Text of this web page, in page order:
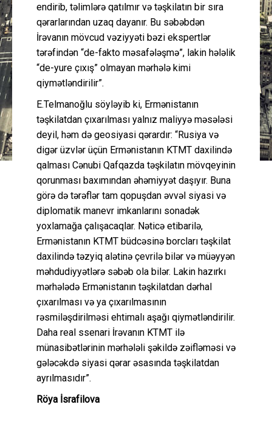
endirib, təlimlərə qatılmır və təşkilatın bir sıra
qərarlarından uzaq dayanır. Bu səbəbdən
İrəvanın mövcud vəziyyəti bəzi ekspertlər
tərəfindən “de-fakto məsafələşmə”, lakin hələlik
“de-yure çıxış” olmayan mərhələ kimi
qiymətləndirilir”.
E.Telmanoğlu söyləyib ki, Ermənistanın
təşkilatdan çıxarılması yalnız maliyyə məsələsi
deyil, həm də geosiyasi qərardır: “Rusiya və
digər üzvlər üçün Ermənistanın KTMT daxilində
qalması Cənubi Qafqazda təşkilatın mövqeyinin
qorunması baxımından əhəmiyyət daşıyır. Buna
görə də tərəflər tam qopuşdan əvvəl siyasi və
diplomatik manevr imkanlarını sonadək
yoxlamağa çalışacaqlar. Nəticə etibarilə,
Ermənistanın KTMT büdcəsinə borcları təşkilat
daxilində təzyiq alətinə çevrilə bilər və müəyyən
məhdudiyyətlərə səbəb ola bilər. Lakin hazırkı
mərhələdə Ermənistanın təşkilatdan dərhal
çıxarılması və ya çıxarılmasının
rəsmiləşdirilməsi ehtimalı aşağı qiymətləndirilir.
Daha real ssenari İrəvanın KTMT ilə
münasibətlərinin mərhələli şəkildə zəifləməsi və
gələcəkdə siyasi qərar əsasında təşkilatdan
ayrılmasıdır”.
Röya İsrafilova